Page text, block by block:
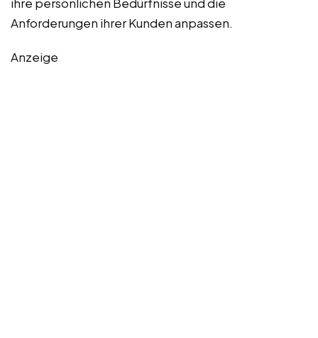
Anforderungen ihrer Kunden anpassen.
Anzeige